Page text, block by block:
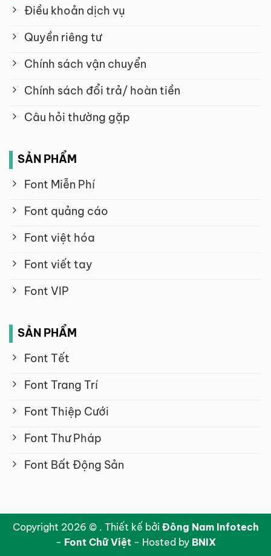
Điều khoản dịch vụ
Quyền riêng tư
Chính sách vận chuyển
Chính sách đổi trả/ hoàn tiền
Câu hỏi thường gặp
SẢN PHẨM
Font Miễn Phí
Font quảng cáo
Font việt hóa
Font viết tay
Font VIP
SẢN PHẨM
Font Tết
Font Trang Trí
Font Thiệp Cưới
Font Thư Pháp
Font Bất Động Sản
Copyright 2026 © . Thiết kế bởi Đông Nam Infotech
- Font Chữ Việt- Hosted by BNIX